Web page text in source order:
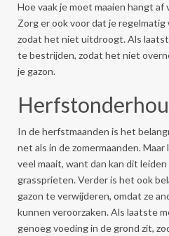
Hoe vaak je moet maaien hangt af
Zorg er ook voor dat je
zodat het niet uitdroogt. Als
te bestrijden, zodat het niet
je gazon.
In de herfstmaanden is het
net als in de zomermaanden.
veel maait, want dan kan dit
grassprieten. Verder is het ook
gazon te verwijderen, omdat ze
kunnen veroorzaken. Als laatste
genoeg voeding in de grond zit,